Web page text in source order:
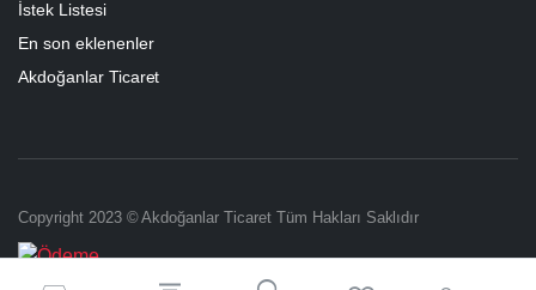
İstek Listesi
En son eklenenler
Akdoğanlar Ticaret
Copyright 2023 © Akdoğanlar Ticaret Tüm Hakları Saklıdır